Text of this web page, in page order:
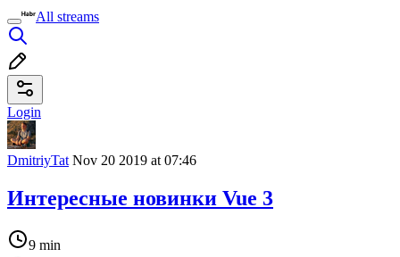
All streams
Login
DmitriyTat Nov 20 2019 at 07:46
Интересные новинки Vue 3
9 min